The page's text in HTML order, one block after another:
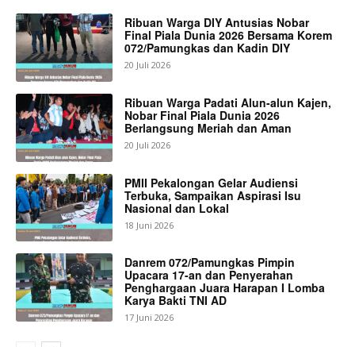
Ribuan Warga DIY Antusias Nobar
Final Piala Dunia 2026 Bersama Korem
072/Pamungkas dan Kadin DIY
20 Juli 2026
Ribuan Warga Padati Alun-alun Kajen,
Nobar Final Piala Dunia 2026
Berlangsung Meriah dan Aman
20 Juli 2026
PMII Pekalongan Gelar Audiensi
Terbuka, Sampaikan Aspirasi Isu
Nasional dan Lokal
18 Juni 2026
Danrem 072/Pamungkas Pimpin
Upacara 17-an dan Penyerahan
Penghargaan Juara Harapan I Lomba
Karya Bakti TNI AD
17 Juni 2026